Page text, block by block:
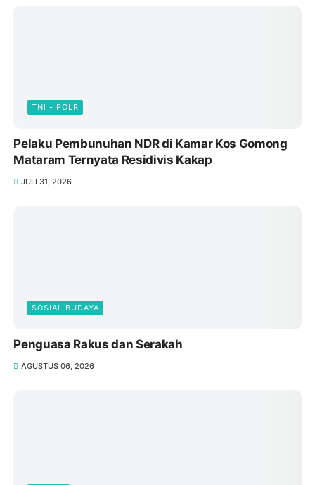
TNI - POLR
Pelaku Pembunuhan NDR di Kamar Kos Gomong
Mataram Ternyata Residivis Kakap
JULI 31, 2026
SOSIAL BUDAYA
Penguasa Rakus dan Serakah
AGUSTUS 06, 2026